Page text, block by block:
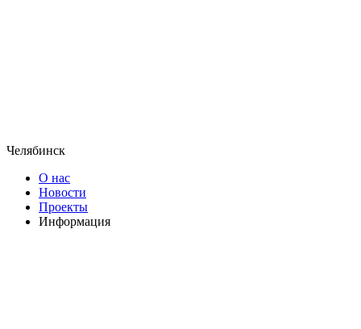
Челябинск
О нас
Новости
Проекты
Информация